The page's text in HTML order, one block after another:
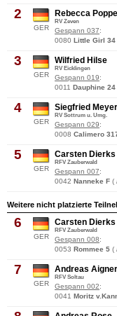
2
GER
Rebecca Poppe
RV Zeven
Gespann 037:
0080 Little Girl 34
3
GER
Wilfried Hilse
RV Eicklingen
Gespann 019:
0011 Dauphine 24
4
GER
Siegfried Meyer
RV Sottrum u. Umg.
Gespann 029:
0008 Calimero
5
GER
Carsten Dierks
RFV Zauberwald
Gespann 007:
0042 Nanneke F (
Weitere nicht platzierte
6
GER
Carsten Dierks
RFV Zauberwald
Gespann 008:
0053 Rommee 5 (
7
GER
Andreas Aigner
RFV Soltau
Gespann 002:
0041 Moritz